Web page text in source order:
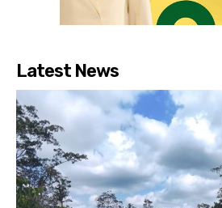
Latest News